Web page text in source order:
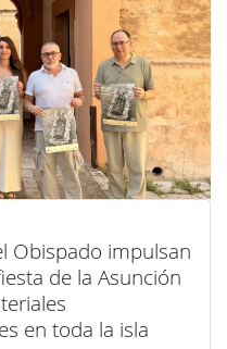
Obispado impulsan
de la Asunción
en toda la isla